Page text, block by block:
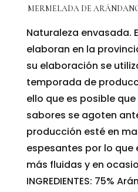
MERMELADA DE
Naturaleza envasada.
elaboran en la
su elaboración se
temporada de
ello que es posible
sabores se agoten
producción esté en
espesantes por lo que
más fluidas y en
INGREDIENTES: 75%